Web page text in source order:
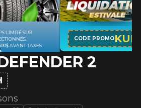
PNEUS VOIR TOUT
Par véhicule
DE ROUES VOIR TOUT
2
APPLICABLE SUR TOUT ACHAT DE 4
PNEUS DE MARQUE KUMHO* PLUS